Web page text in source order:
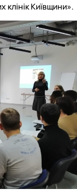
клінік Київщини».